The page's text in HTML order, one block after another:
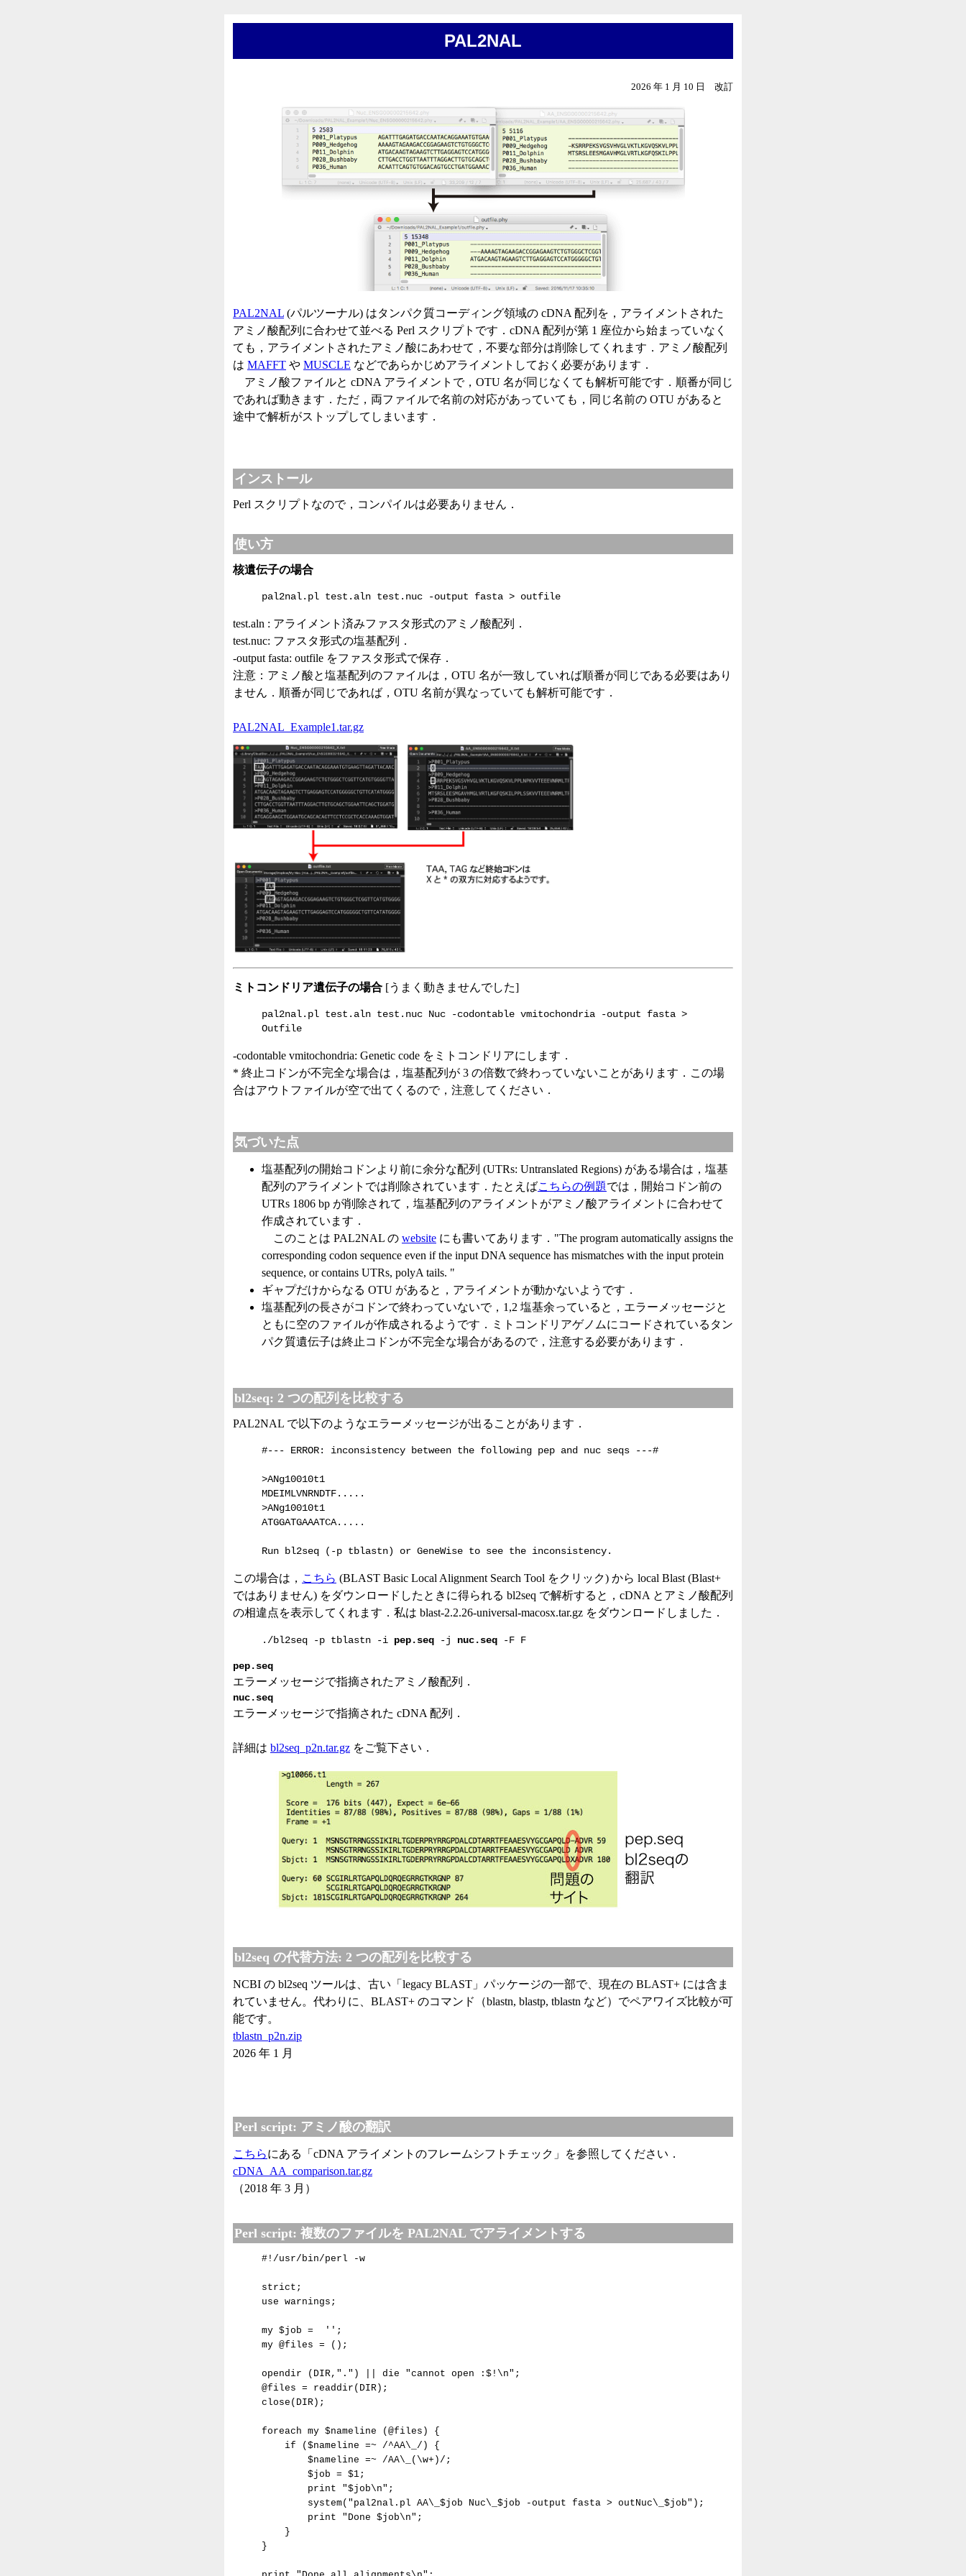
PAL2NAL
2026 年 1 月 10 日 改訂
PAL2NAL (パルツーナル) はタンパク質コーディング領域の cDNA 配列を，アライメントされた
アミノ酸配列に合わせて並べる Perl スクリプトです．cDNA 配列が第 1 座位から始まっていなく
ても，アライメントされたアミノ酸にあわせて，不要な部分は削除してくれます．アミノ酸配列
は MAFFT や MUSCLE などであらかじめアライメントしておく必要があります．
アミノ酸ファイルと cDNA アライメントで，OTU 名が同じなくても解析可能です．順番が同じ
であれば動きます．ただ，両ファイルで名前の対応があっていても，同じ名前の OTU があると
途中で解析がストップしてしまいます．
インストール
Perl スクリプトなので，コンパイルは必要ありません．
使い方
核遺伝子の場合
pal2nal.pl test.aln test.nuc -output fasta > outfile
test.aln : アライメント済みファスタ形式のアミノ酸配列．
test.nuc: ファスタ形式の塩基配列．
-output fasta: outfile をファスタ形式で保存．
注意：アミノ酸と塩基配列のファイルは，OTU 名が一致していれば順番が同じである必要はあり
ません．順番が同じであれば，OTU 名前が異なっていても解析可能です．
PAL2NAL_Example1.tar.gz
ミトコンドリア遺伝子の場合 [うまく動きませんでした]
pal2nal.pl test.aln test.nuc Nuc -codontable vmitochondria -output fasta >
Outfile
-codontable vmitochondria: Genetic code をミトコンドリアにします．
* 終止コドンが不完全な場合は，塩基配列が 3 の倍数で終わっていないことがあります．この場
合はアウトファイルが空で出てくるので，注意してください．
気づいた点
塩基配列の開始コドンより前に余分な配列 (UTRs: Untranslated Regions) がある場合は，塩基
配列のアライメントでは削除されています．たとえばこちらの例題では，開始コドン前の
UTRs 1806 bp が削除されて，塩基配列のアライメントがアミノ酸アライメントに合わせて
作成されています．
このことは PAL2NAL の website にも書いてあります．"The program automatically assigns the
corresponding codon sequence even if the input DNA sequence has mismatches with the input protein
sequence, or contains UTRs, polyA tails. "
ギャプだけからなる OTU があると，アライメントが動かないようです．
塩基配列の長さがコドンで終わっていないで，1,2 塩基余っていると，エラーメッセージと
ともに空のファイルが作成されるようです．ミトコンドリアゲノムにコードされているタン
パク質遺伝子は終止コドンが不完全な場合があるので，注意する必要があります．
bl2seq: 2 つの配列を比較する
PAL2NAL で以下のようなエラーメッセージが出ることがあります．
#--- ERROR: inconsistency between the following pep and nuc seqs ---#
>ANg10010t1
MDEIMLVNRNDTF.....
>ANg10010t1
ATGGATGAAATCA.....
Run bl2seq (-p tblastn) or GeneWise to see the inconsistency.
この場合は， こちら (BLAST Basic Local Alignment Search Tool をクリック) から local Blast (Blast+
ではありません) をダウンロードしたときに得られる bl2seq で解析すると，cDNA とアミノ酸配列
の相違点を表示してくれます．私は blast-2.2.26-universal-macosx.tar.gz をダウンロードしました．
./bl2seq -p tblastn -i pep.seq -j nuc.seq -F F
pep.seq
エラーメッセージで指摘されたアミノ酸配列．
nuc.seq
エラーメッセージで指摘された cDNA 配列．
詳細は bl2seq_p2n.tar.gz をご覧下さい．
bl2seq の代替方法: 2 つの配列を比較する
NCBI の bl2seq ツールは、古い「legacy BLAST」パッケージの一部で、現在の BLAST+ には含ま
れていません。代わりに、BLAST+ のコマンド（blastn, blastp, tblastn など）でペアワイズ比較が可
能です。
tblastn_p2n.zip
2026 年 1 月
Perl script: アミノ酸の翻訳
こちらにある「cDNA アライメントのフレームシフトチェック」を参照してください．
cDNA_AA_comparison.tar.gz
（2018 年 3 月）
Perl script: 複数のファイルを PAL2NAL でアライメントする
#!/usr/bin/perl -w
strict;
use warnings;
my $job =  '';
my @files = ();
opendir (DIR,".") || die "cannot open :$!\n";
@files = readdir(DIR);
close(DIR);
foreach my $nameline (@files) {
    if ($nameline =~ /^AA\_/) {
        $nameline =~ /AA\_(\w+)/;
        $job = $1;
        print "$job\n";
        system("pal2nal.pl AA\_$job Nuc\_$job -output fasta > outNuc\_$job");
        print "Done $job\n";
    }
}